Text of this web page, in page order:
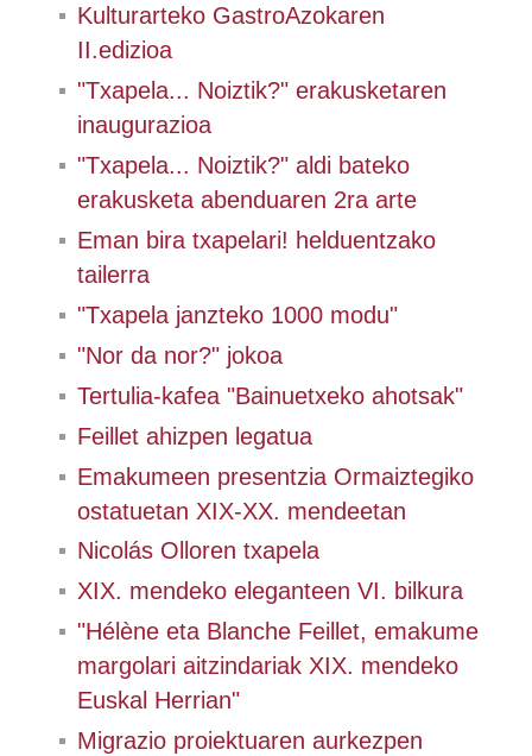
Kulturarteko GastroAzokaren
II.edizioa
"Txapela... Noiztik?" erakusketaren
inaugurazioa
"Txapela... Noiztik?" aldi bateko
erakusketa abenduaren 2ra arte
Eman bira txapelari! helduentzako
tailerra
"Txapela janzteko 1000 modu"
"Nor da nor?" jokoa
Tertulia-kafea "Bainuetxeko ahotsak"
Feillet ahizpen legatua
Emakumeen presentzia Ormaiztegiko
ostatuetan XIX-XX. mendeetan
Nicolás Olloren txapela
XIX. mendeko eleganteen VI. bilkura
"Hélène eta Blanche Feillet, emakume
margolari aitzindariak XIX. mendeko
Euskal Herrian"
Migrazio proiektuaren aurkezpen